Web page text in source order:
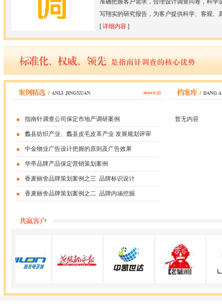
准确把握客户需求，合理设计调查问卷，科
写翔实的研究报告，为客户提供科学、客观
[详细内容 ]
指南针调查公司保定市地产调研案例
蠡县纺织产业、蠡县皮毛皮革产业 发展规划评审
中金物业广告设计把握的原则及广告效果
华帝品牌产品保定营销策划案例
香麦丽舍品牌策划案例之三 品牌标识设计
香麦丽舍品牌策划案例之二 品牌内涵挖掘
暂无内容